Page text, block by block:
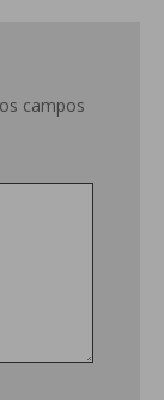
campos